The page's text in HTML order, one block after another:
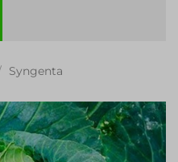
Syngenta